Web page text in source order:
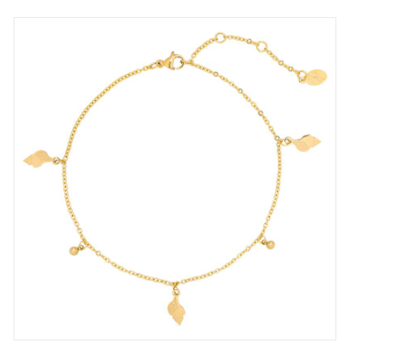
Haaraccesoires
Zonnebrillen
ON THE BEACH